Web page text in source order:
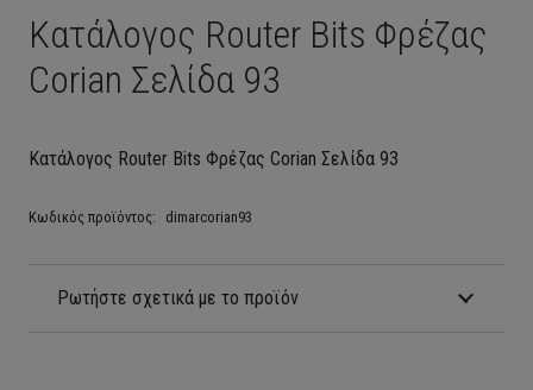
Κατάλογος Router Bits Φρέζας
Corian Σελίδα 93
Κατάλογος Router Bits Φρέζας Corian Σελίδα 93
Κωδικός προϊόντος: dimarcorian93
Ρωτήστε σχετικά με το προϊόν